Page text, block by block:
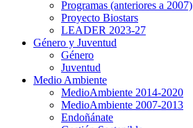
Programas (anteriores a 2007)
Proyecto Biostars
LEADER 2023-27
Género y Juventud
Género
Juventud
Medio Ambiente
MedioAmbiente 2014-2020
MedioAmbiente 2007-2013
Endoñánate